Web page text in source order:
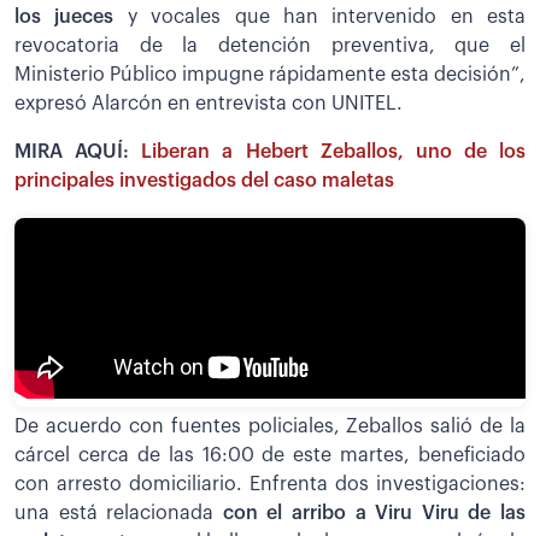
los jueces y vocales que han intervenido en esta
revocatoria de la detención preventiva, que el
Ministerio Público impugne rápidamente esta decisión”,
expresó Alarcón en entrevista con UNITEL.
MIRA AQUÍ:
Liberan a Hebert Zeballos, uno de los
principales investigados del caso maletas
De acuerdo con fuentes policiales, Zeballos salió de la
cárcel cerca de las 16:00 de este martes, beneficiado
con arresto domiciliario. Enfrenta dos investigaciones:
una está relacionada con el arribo a Viru Viru de las